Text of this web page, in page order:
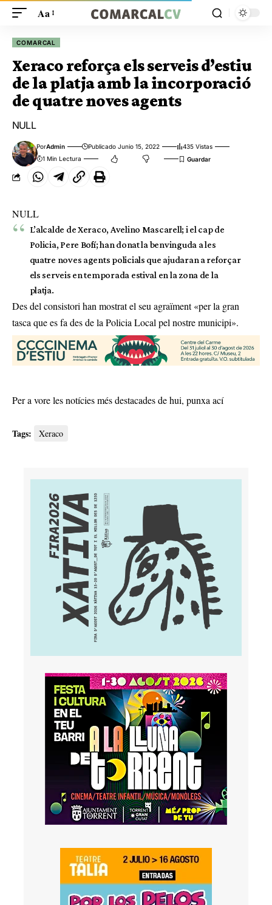
Aa
COMARCAL
Xeraco reforça els serveis d’estiu
de la platja amb la incorporació
de quatre noves agents
NULL
PorAdmin Publicado Junio 15, 2022
435 Vistas
1 Min Lectura
NULL
L’alcalde de Xeraco, Avelino Mascarell; i el cap de
Policia, Pere Bofí; han donat la benvinguda a les
quatre noves agents policials que ajudaran a reforçar
els serveis en temporada estival en la zona de la
platja.
Des del consistori han mostrat el seu agraïment «per la gran
tasca que es fa des de la Policia Local pel nostre municipi».
Per a vore les notícies més destacades de hui, punxa ací
Tags: Xeraco